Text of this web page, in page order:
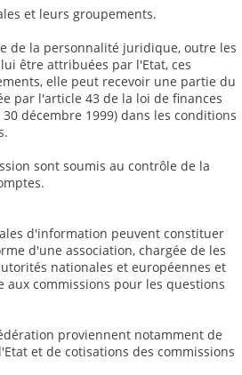
et leurs groupements.
de la personnalité juridique, outre les
être attribuées par l'Etat, ces
elle peut recevoir une partie du
par l'article 43 de la loi de finances
décembre 1999) dans les conditions
sont soumis au contrôle de la
d'information peuvent constituer
d'une association, chargée de les
nationales et européennes et
aux commissions pour les questions
proviennent notamment de
et de cotisations des commissions